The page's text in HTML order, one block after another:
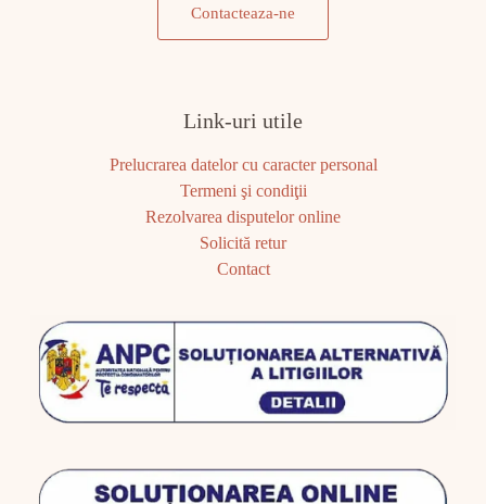
Contacteaza-ne
Link-uri utile
Prelucrarea datelor cu caracter personal
Termeni şi condiţii
Rezolvarea disputelor online
Solicită retur
Contact